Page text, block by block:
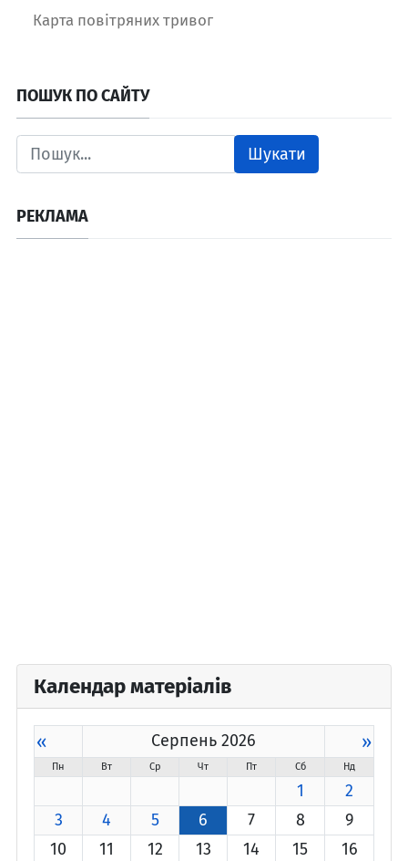
Карта повітряних тривог
ПОШУК ПО САЙТУ
Шукати
РЕКЛАМА
Календар матеріалів
« Серпень 2026 »
Пн Вт Ср Чт Пт Сб Нд
1
2
3
4 5 6 7 8
9
10
11 12 13 14 15
16